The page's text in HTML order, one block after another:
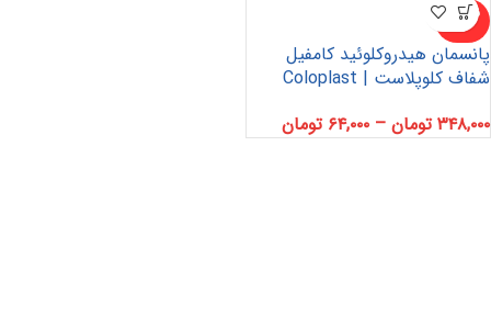
ناموجو
د
پانسمان هیدروکلوئید کامفیل
شفاف کلوپلاست | Coloplast
۳۴۸,۰۰۰ تومان – ۶۴,۰۰۰ تومان